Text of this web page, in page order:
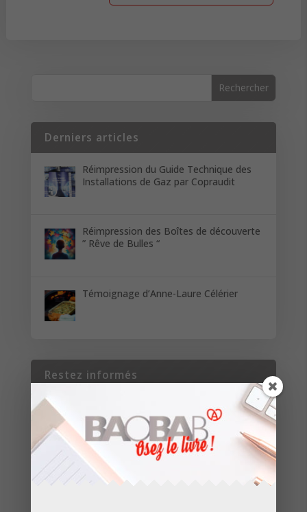
Derniers articles
Réimpression du Guide Technique des
Installations de Gaz par Copraudit
Réimpression des Boîtes de découverte
” Rêve de Bulles “
Témoignage d’Anne-Laure Célérier
Restez informés